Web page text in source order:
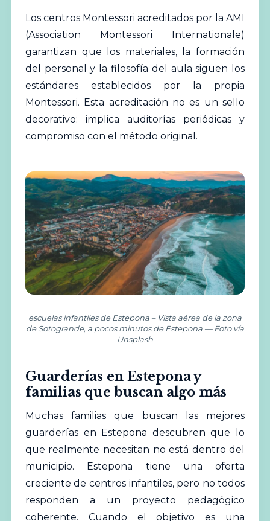
Los centros Montessori acreditados por la AMI
(Association Montessori Internationale)
garantizan que los materiales, la formación
del personal y la filosofía del aula siguen los
estándares establecidos por la propia
Montessori. Esta acreditación no es un sello
decorativo: implica auditorías periódicas y
compromiso con el método original.
escuelas infantiles de Estepona – Vista aérea de la zona
de Sotogrande, a pocos minutos de Estepona — Foto vía
Unsplash
Guarderías en Estepona y
familias que buscan algo más
Muchas familias que buscan las mejores
guarderías en Estepona descubren que lo
que realmente necesitan no está dentro del
municipio. Estepona tiene una oferta
creciente de centros infantiles, pero no todos
responden a un proyecto pedagógico
coherente. Cuando el objetivo es una